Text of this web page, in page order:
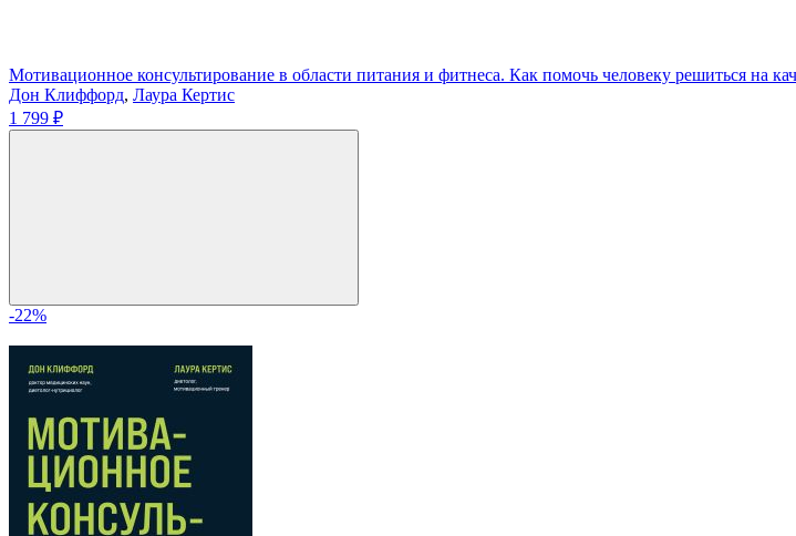
Мотивационное консультирование в области питания и фитнеса. Как помочь человеку решиться на
Дон Клиффорд, Лаура Кертис
1 799 ₽
-22%